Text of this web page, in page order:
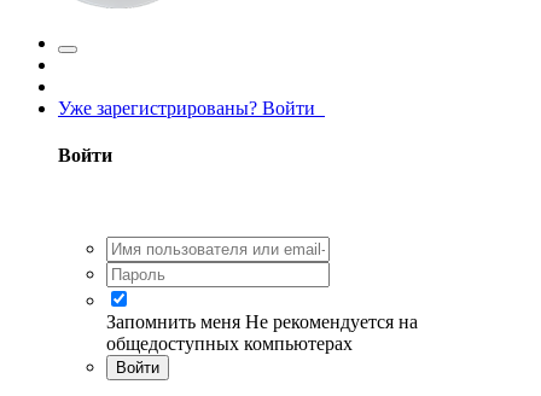
Уже зарегистрированы? Войти
Войти
Запомнить меня Не рекомендуется на
общедоступных компьютерах
Войти